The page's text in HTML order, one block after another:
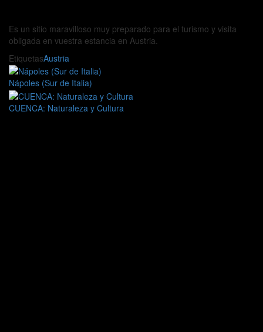
Es un sitio maravilloso muy preparado para el turismo y visita
obligada en vuestra estancia en Austria.
EtiquetasAustria
Nápoles (Sur de Italia)
CUENCA: Naturaleza y Cultura